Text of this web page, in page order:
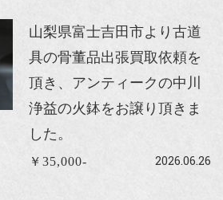
山梨県富士吉田市より古道
具の骨董品出張買取依頼を
頂き、アンティークの中川
浄益の火鉢をお譲り頂きま
した。
￥35,000- 2026.06.26